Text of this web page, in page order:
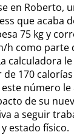
en Roberto,
que acaba
75 kg y
h como parte
calculadora
170
número le
de su
a seguir
estado físico.